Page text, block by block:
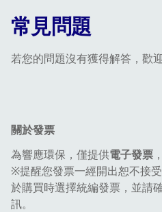
常見問題
若您的問題沒有獲得解答，歡
關於發票
為響應環保，僅提供電子發票
※提醒您發票一經開出恕不接
於購買時選擇統編發票，並請
訊。